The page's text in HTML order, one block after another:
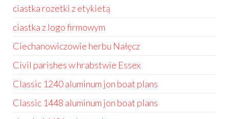
ciastka rozetki z etykietą
ciastka z logo firmowym
Ciechanowiczowie herbu Nałęcz
Civil parishes w hrabstwie Essex
Classic 1240 aluminum jon boat plans
Classic 1448 aluminum jon boat plans